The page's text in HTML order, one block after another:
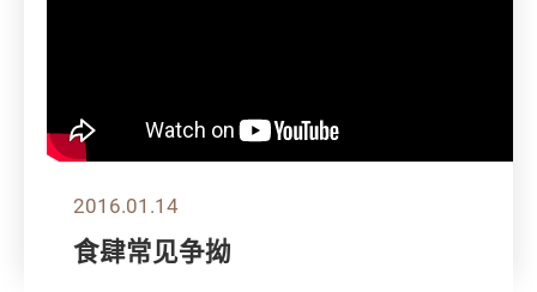
2016.01.14
食肆常见争拗